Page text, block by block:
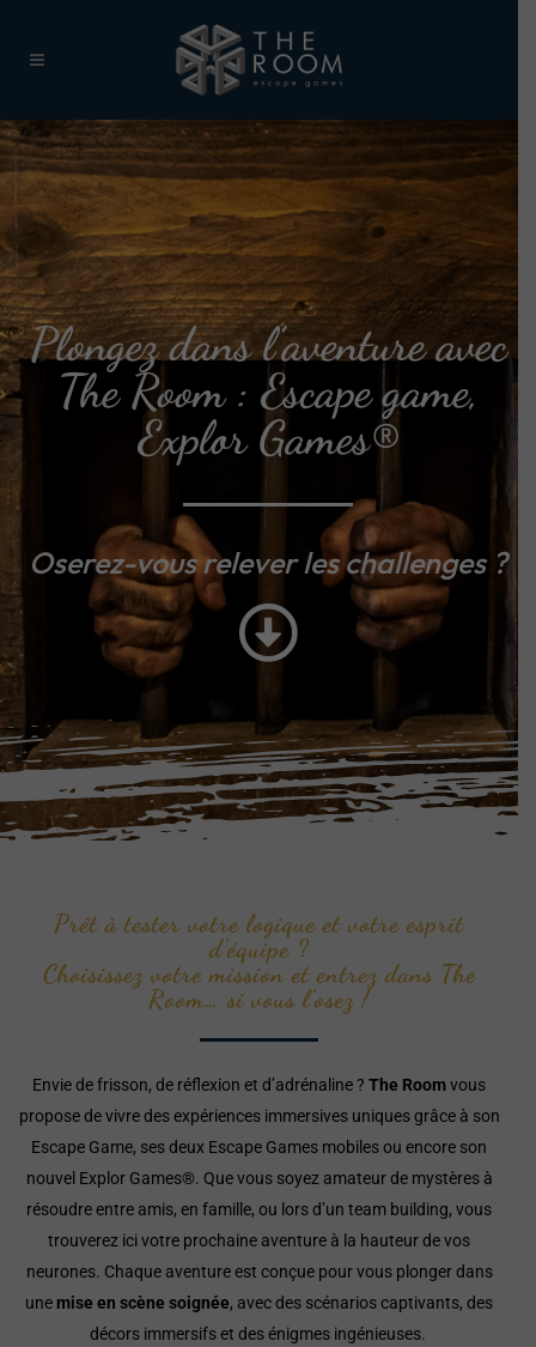
Plongez dans l’aventure avec
The Room : Escape game,
Explor Games®
Oserez-vous relever les challenges ?
Prêt à tester votre logique et votre esprit
d’équipe ?
Choisissez votre mission et entrez dans The
Room… si vous l’osez !
Envie de frisson, de réflexion et d’adrénaline ? The Roomvous
propose de vivre des expériences immersives uniques grâce à son
Escape Game, ses deux Escape Games mobiles ou encore son
nouvel Explor Games®. Que vous soyez amateur de mystères à
résoudre entre amis, en famille, ou lors d’un team building, vous
trouverez ici votre prochaine aventure à la hauteur de vos
neurones. Chaque aventure est conçue pour vous plonger dans
une mise en scène soignée, avec des scénarios captivants, des
décors immersifs et des énigmes ingénieuses.